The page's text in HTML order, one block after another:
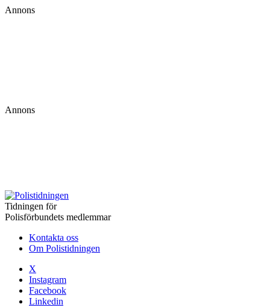
Annons
Annons
Tidningen för
Polisförbundets medlemmar
Kontakta oss
Om Polistidningen
X
Instagram
Facebook
Linkedin